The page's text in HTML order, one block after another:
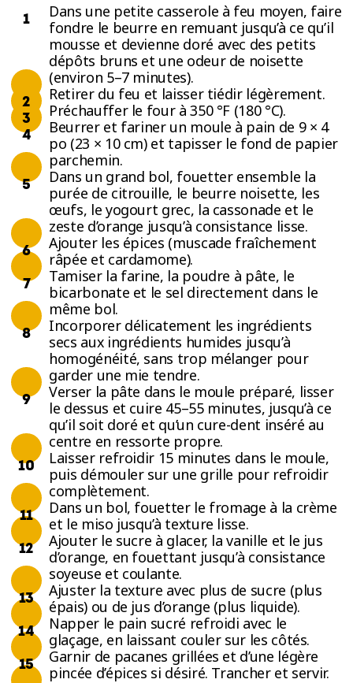
Dans une petite casserole à feu moyen, faire
fondre le beurre en remuant jusqu’à ce qu’il
mousse et devienne doré avec des petits
dépôts bruns et une odeur de noisette
(environ 5–7 minutes).
Retirer du feu et laisser tiédir légèrement.
Préchauffer le four à 350 °F (180 °C).
Beurrer et fariner un moule à pain de 9 × 4
po (23 × 10 cm) et tapisser le fond de papier
parchemin.
Dans un grand bol, fouetter ensemble la
purée de citrouille, le beurre noisette, les
œufs, le yogourt grec, la cassonade et le
zeste d’orange jusqu’à consistance lisse.
Ajouter les épices (muscade fraîchement
râpée et cardamome).
Tamiser la farine, la poudre à pâte, le
bicarbonate et le sel directement dans le
même bol.
Incorporer délicatement les ingrédients
secs aux ingrédients humides jusqu’à
homogénéité, sans trop mélanger pour
garder une mie tendre.
Verser la pâte dans le moule préparé, lisser
le dessus et cuire 45–55 minutes, jusqu’à ce
qu’il soit doré et qu’un cure-dent inséré au
centre en ressorte propre.
Laisser refroidir 15 minutes dans le moule,
puis démouler sur une grille pour refroidir
complètement.
Dans un bol, fouetter le fromage à la crème
et le miso jusqu’à texture lisse.
Ajouter le sucre à glacer, la vanille et le jus
d’orange, en fouettant jusqu’à consistance
soyeuse et coulante.
Ajuster la texture avec plus de sucre (plus
épais) ou de jus d’orange (plus liquide).
Napper le pain sucré refroidi avec le
glaçage, en laissant couler sur les côtés.
Garnir de pacanes grillées et d’une légère
pincée d’épices si désiré. Trancher et servir.